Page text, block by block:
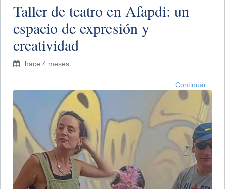
Taller de teatro en Afapdi: un
espacio de expresión y
creatividad
hace 4 meses
Continuar...